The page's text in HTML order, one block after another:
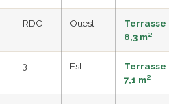
RDC Ouest
Terrasse
8,3 m²
3 Est
Terrasse
7,1 m²